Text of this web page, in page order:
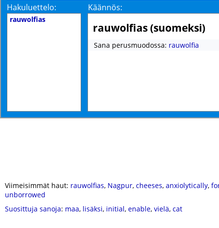
Hakuluettelo: Käännös:
rauwolfias
rauwolfias (suomeksi)
Sana perusmuodossa: rauwolfia
Viimeisimmät haut: rauwolfias, Nagpur, cheeses, anxiolytically,
unborrowed
Suosittuja sanoja: maa, lisäksi, initial, enable, vielä, cat